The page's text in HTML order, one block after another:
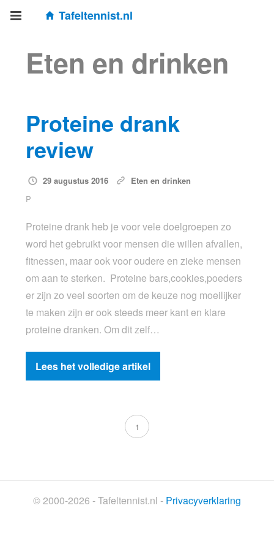
Tafeltennist.nl
Eten en drinken
Proteine drank
review
29 augustus 2016
Eten en drinken
P
Proteine drank heb je voor vele doelgroepen zo
word het gebruikt voor mensen die willen afvallen,
fitnessen, maar ook voor oudere en zieke mensen
om aan te sterken. Proteine bars,cookies,poeders
er zijn zo veel soorten om de keuze nog moeilijker
te maken zijn er ook steeds meer kant en klare
proteine dranken. Om dit zelf…
Lees het volledige artikel
1
© 2000-2026 - Tafeltennist.nl - Privacyverklaring